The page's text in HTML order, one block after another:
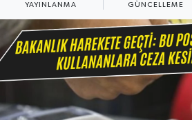
YAYINLANMA GÜNCELLEME
Haber Arşivi